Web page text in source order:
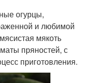
огурцы,
и любимой
мякоть
пряностей, с
приготовления.